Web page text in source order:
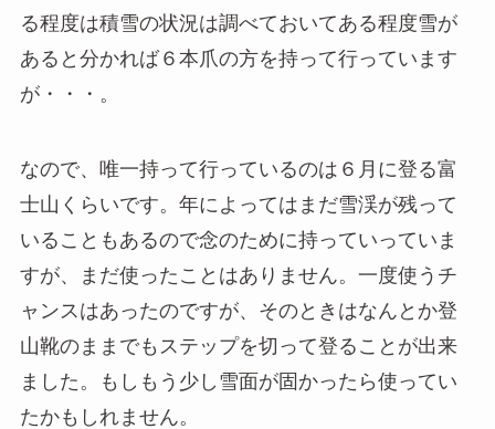
る程度は積雪の状況は調べておいてある程度雪が
あると分かれば６本爪の方を持って行っています
が・・・。
なので、唯一持って行っているのは６月に登る富
士山くらいです。年によってはまだ雪渓が残って
いることもあるので念のために持っていっていま
すが、まだ使ったことはありません。一度使うチ
ャンスはあったのですが、そのときはなんとか登
山靴のままでもステップを切って登ることが出来
ました。もしもう少し雪面が固かったら使ってい
たかもしれません。